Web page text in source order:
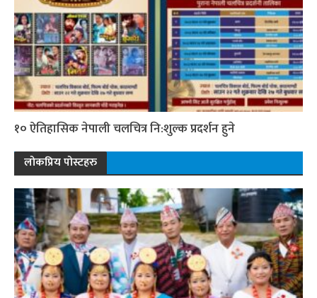
१० ऐतिहासिक नेपाली चलचित्र नि:शुल्क प्रदर्शन हुने
लोकप्रिय पोस्टहरु